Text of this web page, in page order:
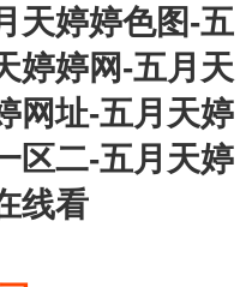
天婷婷色图-五
婷婷网-五月天
网址-五月天婷
区二-五月天婷
线看